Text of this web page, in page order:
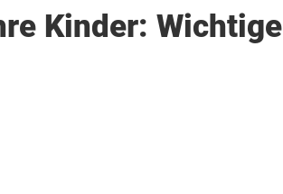
Kinder: Wichtige